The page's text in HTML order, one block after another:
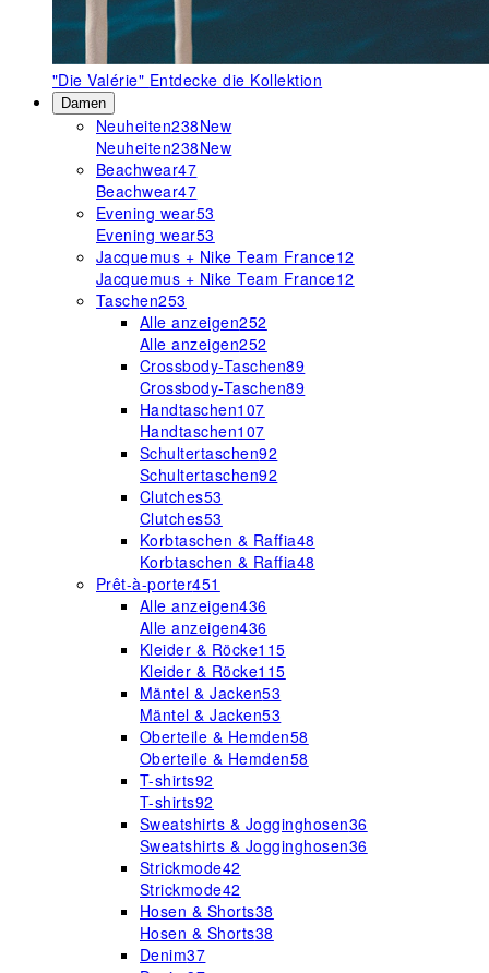
"Die Valérie" Entdecke die Kollektion
Damen
Neuheiten238New
Neuheiten238New
Beachwear47
Beachwear47
Evening wear53
Evening wear53
Jacquemus + Nike Team France12
Jacquemus + Nike Team France12
Taschen253
Alle anzeigen252
Alle anzeigen252
Crossbody-Taschen89
Crossbody-Taschen89
Handtaschen107
Handtaschen107
Schultertaschen92
Schultertaschen92
Clutches53
Clutches53
Korbtaschen & Raffia48
Korbtaschen & Raffia48
Prêt-à-porter451
Alle anzeigen436
Alle anzeigen436
Kleider & Röcke115
Kleider & Röcke115
Mäntel & Jacken53
Mäntel & Jacken53
Oberteile & Hemden58
Oberteile & Hemden58
T-shirts92
T-shirts92
Sweatshirts & Jogginghosen36
Sweatshirts & Jogginghosen36
Strickmode42
Strickmode42
Hosen & Shorts38
Hosen & Shorts38
Denim37